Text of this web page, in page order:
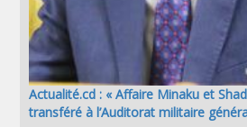
Actualité.cd : « Affaire Minaku et
transféré à l’Auditorat militaire